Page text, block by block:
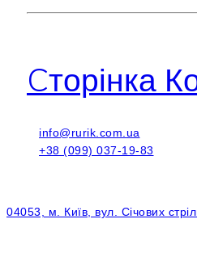
Cторінка
info@rurik.com.ua
+38 (099) 037-19-83
04053, м. Київ, вул. Січових